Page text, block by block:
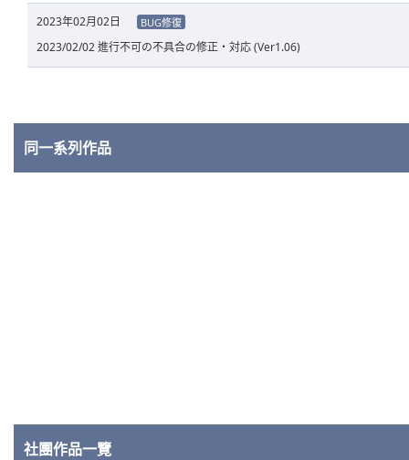
2023年02月02日 BUG修復
2023/02/02 進行不可の不具合の修正・対応 (Ver1.06)
同一系列作品
社團作品一覽